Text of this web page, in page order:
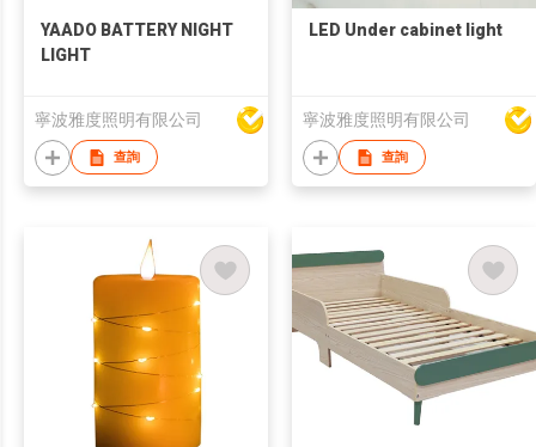
YAADO BATTERY NIGHT
LIGHT
寧波雅度照明有限公司
查詢
LED Under cabinet light
寧波雅度照明有限公司
查詢